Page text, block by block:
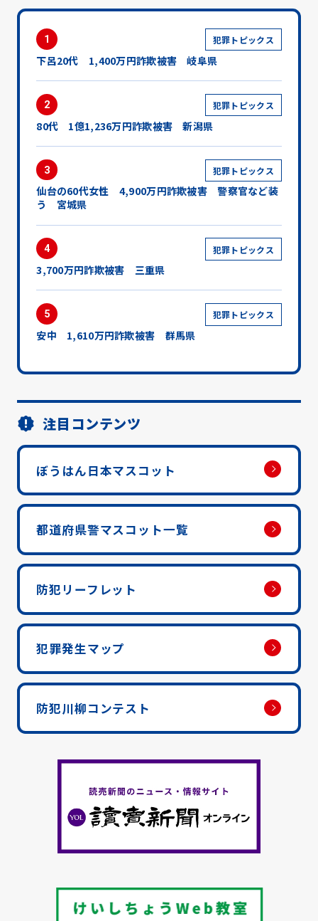
1 犯罪トピックス
下呂20代 1,400万円詐欺被害 岐阜県
2 犯罪トピックス
80代 1億1,236万円詐欺被害 新潟県
3 犯罪トピックス
仙台の60代女性 4,900万円詐欺被害 警察官など装
う 宮城県
4 犯罪トピックス
3,700万円詐欺被害 三重県
5 犯罪トピックス
安中 1,610万円詐欺被害 群馬県
注目コンテンツ
ぼうはん日本マスコット
都道府県警マスコット一覧
防犯リーフレット
犯罪発生マップ
防犯川柳コンテスト